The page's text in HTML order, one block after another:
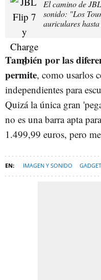
El camino de
sonido: "Los
auriculares
También por las
permite, como usarlos
independientes para
Quizá la única gran
no es una barra apta
1.499,99 euros, pero
IMAGEN Y SONIDO